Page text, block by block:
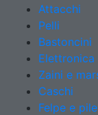
Attacchi
Pelli
Bastoncini
Elettronica
Zaini e
Caschi
Felpe e pile